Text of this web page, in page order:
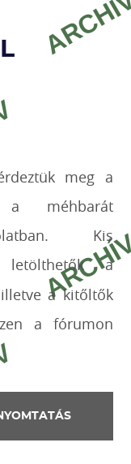
meg a
a méhbarát
Kis
letölthetők a
illetve a kitőltők
a fórumon